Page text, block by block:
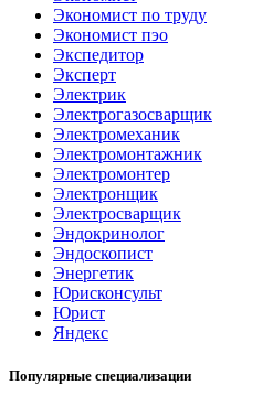
Экономист по труду
Экономист пэо
Экспедитор
Эксперт
Электрик
Электрогазосварщик
Электромеханик
Электромонтажник
Электромонтер
Электронщик
Электросварщик
Эндокринолог
Эндоскопист
Энергетик
Юрисконсульт
Юрист
Яндекс
Популярные специализации